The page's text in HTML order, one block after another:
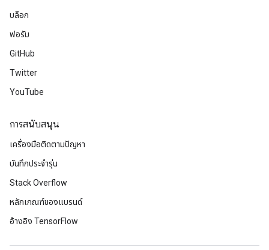
บล็อก
ฟอรัม
GitHub
Twitter
YouTube
การสนับสนุน
เครื่องมือติดตามปัญหา
บันทึกประจำรุ่น
Stack Overflow
หลักเกณฑ์ของแบรนด์
อ้างอิง TensorFlow